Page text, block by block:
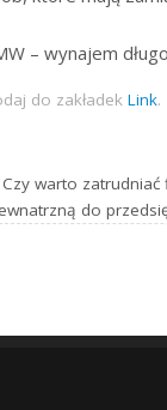
– wynajem
do zakładek Link.
Czy warto
do